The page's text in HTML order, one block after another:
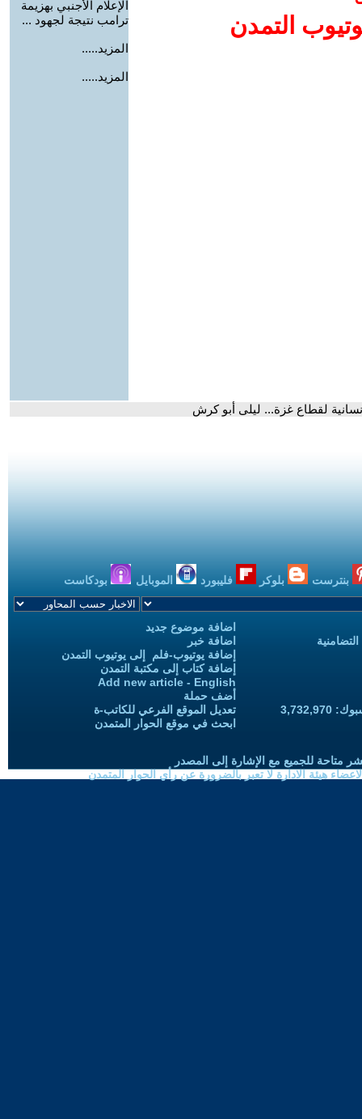
التمدن
الإعلام الأجنبي بهزيمة
ترامب نتيجة لجهود ...
المزيد.....
المزيد.....
لقطاع غزة... ليلى أبو كرش
بنترست بلوكر فليبورد الموبايل بودكاست
اضافة موضوع جديد
اضافة خبر
إضافة يوتيوب-فلم إلى يوتيوب التمدن
إضافة كتاب إلى مكتبة التمدن
Add new article - English
أضف حملة
تعديل الموقع الفرعي للكاتب-ة
ابحث في موقع الحوار المتمدن
متاحة للجميع مع الإشارة إلى المصدر
هيئة الادارة لا تعبر بالضرورة عن رأي الحوار المتمدن